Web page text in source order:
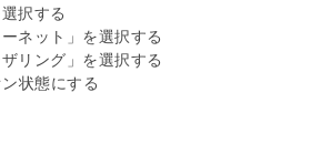
択する
ネット」を選択する
リング」を選択する
状態にする